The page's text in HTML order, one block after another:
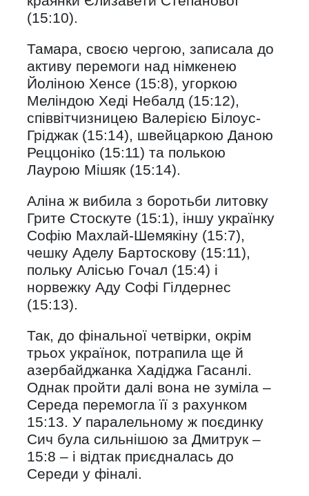
(15:10).
Тамара, своєю чергою, записала до
активу перемоги над німкенею
Йоліною Хенсе (15:8), угоркою
Меліндою Хеді Небалд (15:12),
співвітчизницею Валерією Білоус-
Гріджак (15:14), швейцаркою Даною
Реццоніко (15:11) та полькою
Лаурою Мішяк (15:14).
Аліна ж вибила з боротьби литовку
Грите Стоскуте (15:1), іншу українку
Софію Махлай-Шемякіну (15:7),
чешку Аделу Бартоскову (15:11),
польку Алісью Гочал (15:4) і
норвежку Аду Софі Гілдернес
(15:13).
Так, до фінальної четвірки, окрім
трьох українок, потрапила ще й
азербайджанка Хадіджа Гасанлі.
Однак пройти далі вона не зуміла –
Середа перемогла її з рахунком
15:13. У паралельному ж поєдинку
Сич була сильнішою за Дмитрук –
15:8 – і відтак приєдналась до
Середи у фіналі.